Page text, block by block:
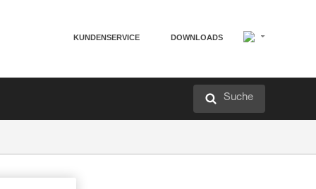
KUNDENSERVICE DOWNLOADS
Suche